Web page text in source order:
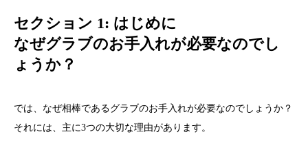
セクション 1: はじめに
なぜグラブのお手入れが必要なのでし
ょうか？
では、なぜ相棒であるグラブのお手入れが必要なのでしょうか？
それには、主に3つの大切な理由があります。